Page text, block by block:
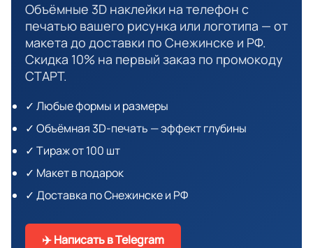
Объёмные 3D наклейки на телефон с
печатью вашего рисунка или логотипа — от
макета до доставки по Снежинске и РФ.
Скидка 10% на первый заказ по промокоду
СТАРТ.
✓ Любые формы и размеры
✓ Объёмная 3D-печать — эффект глубины
✓ Тираж от 100 шт
✓ Макет в подарок
✓ Доставка по Снежинске и РФ
✈️ Написать в Telegram